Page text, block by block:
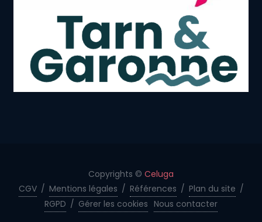
Copyrights © Celuga
CGV / Mentions légales / Références / Plan du site /
RGPD / Gérer les cookies Nous contacter